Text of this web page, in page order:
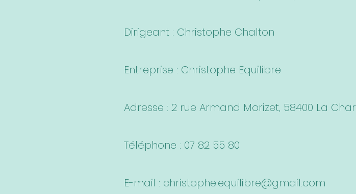
Dirigeant : Christophe Chalton
Entreprise : Christophe Equilibre
Adresse : 2 rue Armand Morizet, 58400 La
Téléphone : 07 82 55 80
E-mail : christophe.equilibre@gmail.com